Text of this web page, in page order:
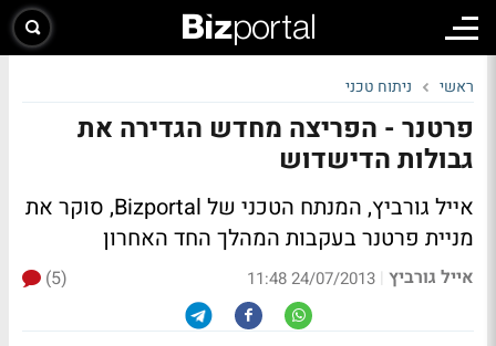
ראשי ניתוח טכני
פרטנר - הפריצה מחדש הגדירה את
גבולות הדישדוש
אייל גורביץ, המנתח הטכני של Bizportal, סוקר את
מניית פרטנר בעקבות המהלך החד האחרון
אייל גורביץ |
24/07/2013 11:48
(5)